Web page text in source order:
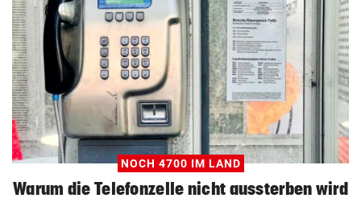
NOCH 4700 IM LAND
Warum die Telefonzelle nicht aussterben wird